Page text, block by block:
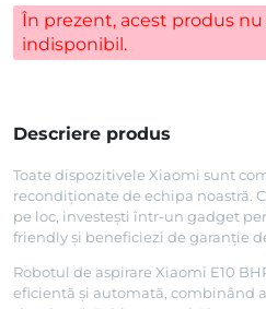
În prezent, acest produs
indisponibil.
Descriere produs
Toate dispozitivele Xiaomi sunt
recondiționate de echipa noastră.
pe loc, investești într-un gadget
friendly și beneficiezi de garanție
Robotul de aspirare Xiaomi E10
eficientă și automată, combinând